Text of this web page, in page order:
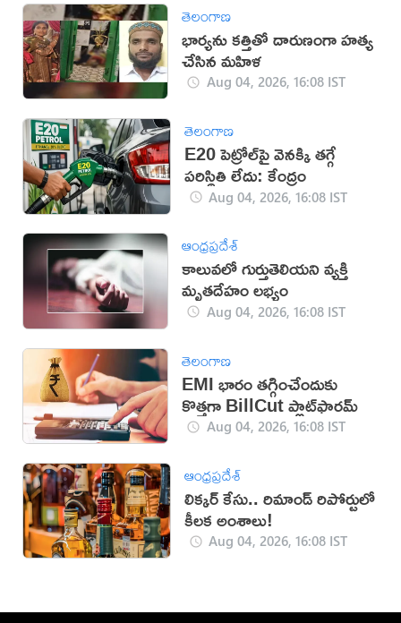
తెలంగాణ
భార్యను కత్తితో దారుణంగా హత్య
చేసిన మహిళ
Aug 04, 2026, 16:08 IST
తెలంగాణ
E20 పెట్రోల్‌పై వెనక్కి తగ్గే
పరిస్థితి లేదు: కేంద్రం
Aug 04, 2026, 16:08 IST
ఆంధ్రప్రదేశ్
కాలువలో గుర్తుతెలియని వ్యక్తి
మృతదేహం లభ్యం
Aug 04, 2026, 16:08 IST
తెలంగాణ
EMI భారం తగ్గించేందుకు
కొత్తగా BillCut ప్లాట్‌ఫారమ్
Aug 04, 2026, 16:08 IST
ఆంధ్రప్రదేశ్
లిక్కర్ కేసు.. రిమాండ్​ రిపోర్టులో
కీలక అంశాలు!
Aug 04, 2026, 16:08 IST